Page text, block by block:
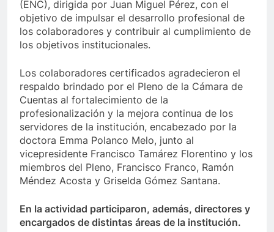
(ENC), dirigida por Juan Miguel Pérez, con el
objetivo de impulsar el desarrollo profesional de
los colaboradores y contribuir al cumplimiento de
los objetivos institucionales.
Los colaboradores certificados agradecieron el
respaldo brindado por el Pleno de la Cámara de
Cuentas al fortalecimiento de la
profesionalización y la mejora continua de los
servidores de la institución, encabezado por la
doctora Emma Polanco Melo, junto al
vicepresidente Francisco Tamárez Florentino y los
miembros del Pleno, Francisco Franco, Ramón
Méndez Acosta y Griselda Gómez Santana.
En la actividad participaron, además, directores y
encargados de distintas áreas de la institución.